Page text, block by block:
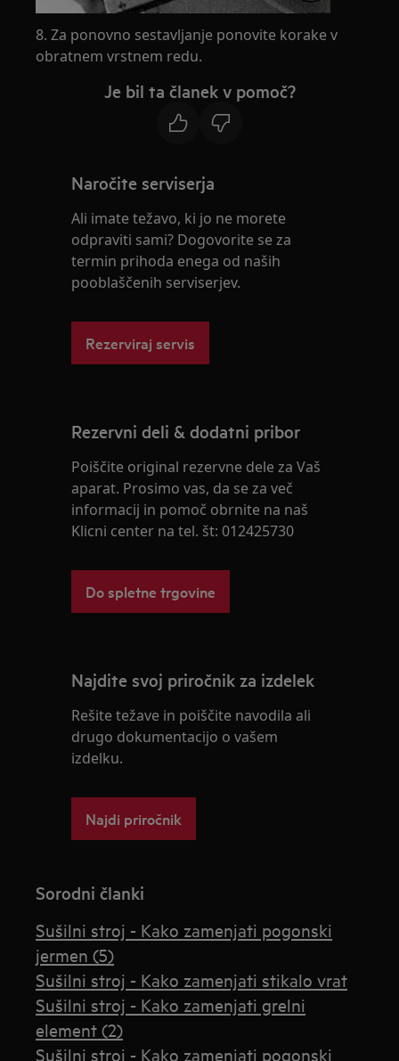
8. Za ponovno sestavljanje ponovite korake v
obratnem vrstnem redu.
Je bil ta članek v pomoč?
Naročite serviserja
Ali imate težavo, ki jo ne morete
odpraviti sami? Dogovorite se za
termin prihoda enega od naših
pooblaščenih serviserjev.
Rezerviraj servis
Rezervni deli & dodatni pribor
Poiščite original rezervne dele za Vaš
aparat. Prosimo vas, da se za več
informacij in pomoč obrnite na naš
Klicni center na tel. št: 012425730
Do spletne trgovine
Najdite svoj priročnik za izdelek
Rešite težave in poiščite navodila ali
drugo dokumentacijo o vašem
izdelku.
Najdi priročnik
Sorodni članki
Sušilni stroj - Kako zamenjati pogonski
jermen (5)
Sušilni stroj - Kako zamenjati stikalo vrat
Sušilni stroj - Kako zamenjati grelni
element (2)
Sušilni stroj - Kako zamenjati pogonski